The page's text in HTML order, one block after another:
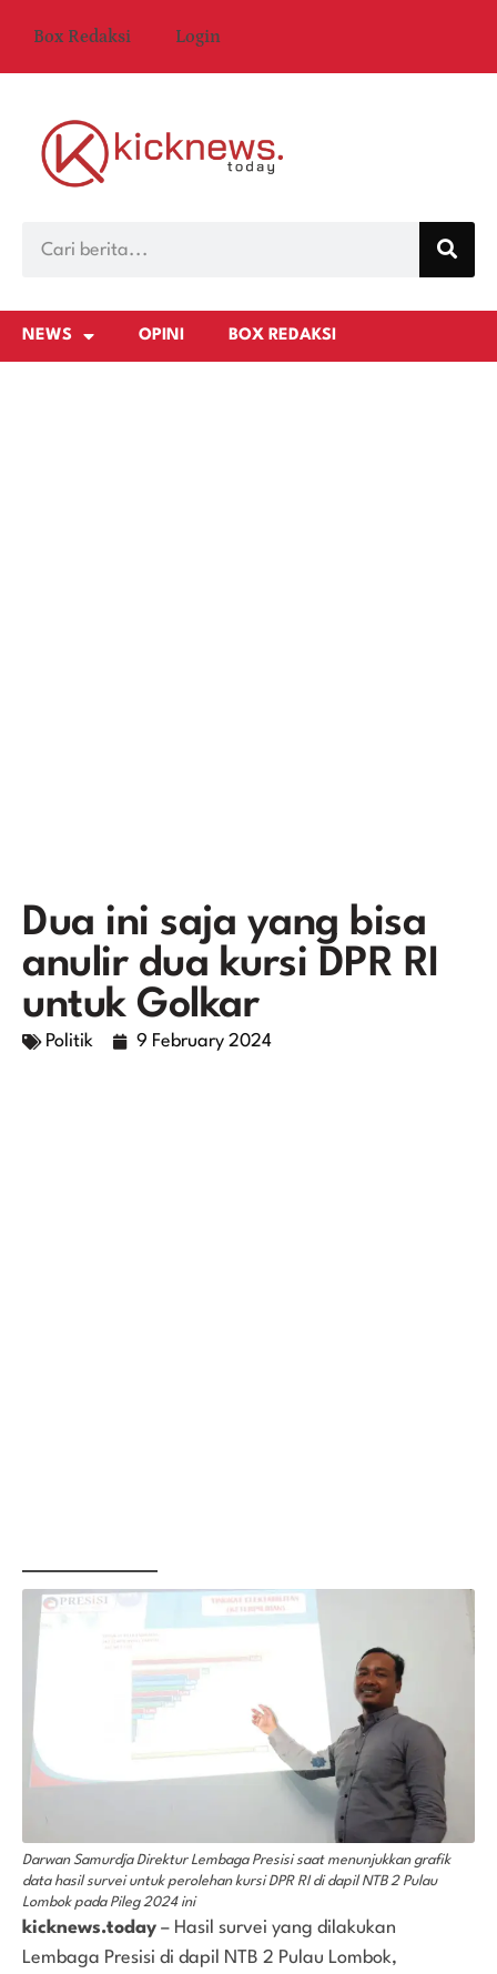
Box Redaksi Login
NEWS OPINI BOX REDAKSI
Dua ini saja yang bisa
anulir dua kursi DPR RI
untuk Golkar
Politik 9 February 2024
Darwan Samurdja Direktur Lembaga Presisi saat menunjukkan grafik
data hasil survei untuk perolehan kursi DPR RI di dapil NTB 2 Pulau
Lombok pada Pileg 2024 ini
kicknews.today – Hasil survei yang dilakukan
Lembaga Presisi di dapil NTB 2 Pulau Lombok,